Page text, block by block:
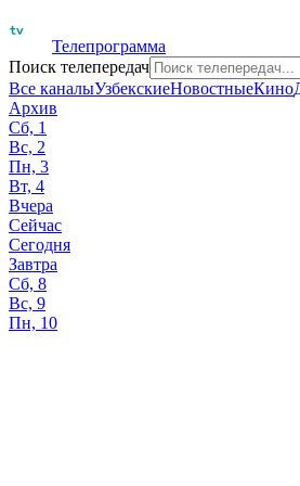
Телепрограмма
Поиск телепередач
Все каналыУзбекскиеНовостныеКино
Архив
Сб, 1
Вс, 2
Пн, 3
Вт, 4
Вчера
Сейчас
Сегодня
Завтра
Сб, 8
Вс, 9
Пн, 10